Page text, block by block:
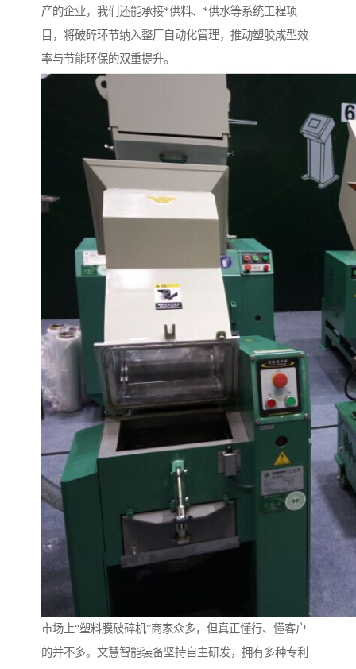
产的企业，我们还能承接*供料、*供水等系统工程项
目，将破碎环节纳入整厂自动化管理，推动塑胶成型效
率与节能环保的双重提升。
市场上“塑料膜破碎机”商家众多，但真正懂行、懂客户
的并不多。文慧智能装备坚持自主研发，拥有多种专利